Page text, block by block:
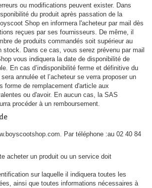
ou modifications peuvent exister. Dans
du produit après passation de la
Shop en informera l'acheteur par mail dès
reçues par ses fournisseurs. De même, il
de produits commandés soit supérieur au
stock. Dans ce cas, vous serez prévenu par mail
vous indiquera la date de disponibilité de
En cas d’indisponibilité ferme et définitive du
annulée et l’acheteur se verra proposer un
forme de remplacement d'article aux
ou d'avoir. En aucun cas, la SAS
procéder à un remboursement.
Par téléphone :au 02 40 84
acheter un produit ou un service doit
sur laquelle il indiquera toutes les
ainsi que toutes informations nécessaires à